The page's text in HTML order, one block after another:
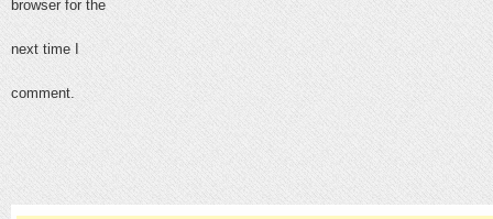
browser for the
next time I
comment.